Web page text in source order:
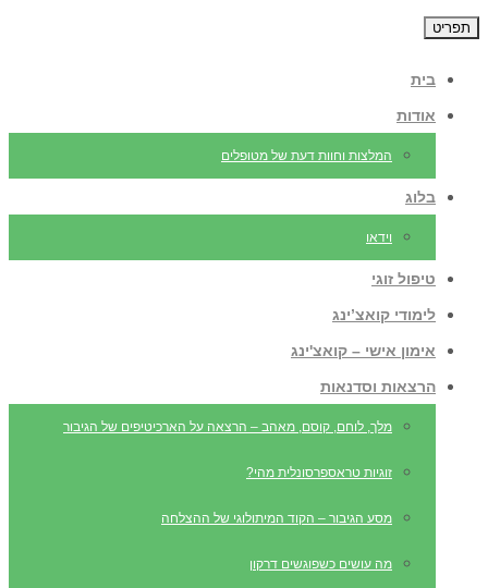
תפריט
בית
אודות
המלצות וחוות דעת של מטופלים
בלוג
וידאו
טיפול זוגי
לימודי קואצ’ינג
אימון אישי – קואצ'ינג
הרצאות וסדנאות
מלך, לוחם, קוסם, מאהב – הרצאה על הארכיטיפים של הגיבור
זוגיות טראספרסונלית מהי?
מסע הגיבור – הקוד המיתולוגי של ההצלחה
מה עושים כשפוגשים דרקון